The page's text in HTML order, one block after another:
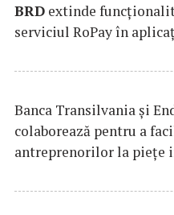
BRD extinde
serviciul RoPay în
Banca Transilvania şi
colaborează pentru a
antreprenorilor la pieţe